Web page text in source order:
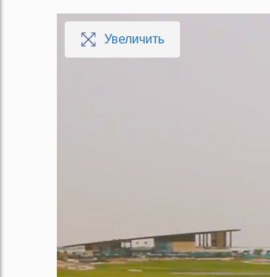
Увеличить